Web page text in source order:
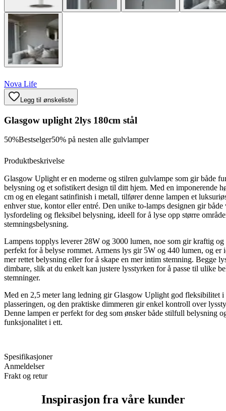
Nova Life
Legg til ønskeliste
Glasgow uplight 2lys 180cm stål
50%Bestselger50% på nesten alle gulvlamper
Produktbeskrivelse
Glasgow Uplight er en moderne og stilren gulvlampe som gir både
belysning og et sofistikert design til ditt hjem. Med en imponerende
cm og en elegant satinfinish i metall, tilfører denne lampen et
enhver stue, kontor eller entré. Den unike to-lamps designen gir både
lysfordeling og fleksibel belysning, ideell for å lyse opp større
stemningsbelysning.
Lampens topplys leverer 28W og 3000 lumen, noe som gir kraftig
perfekt for å belyse rommet. Armens lys gir 5W og 440 lumen, og er
mer rettet belysning eller for å skape en mer intim stemning. Begge
dimbare, slik at du enkelt kan justere lysstyrken for å passe til ulike
stemninger.
Med en 2,5 meter lang ledning gir Glasgow Uplight god fleksibilitet i
plasseringen, og den praktiske dimmeren gir enkel kontroll over
Denne lampen er perfekt for deg som ønsker både stilfull belysning
funksjonalitet i ett.
Spesifikasjoner
Anmeldelser
Frakt og retur
Inspirasjon fra våre kunder